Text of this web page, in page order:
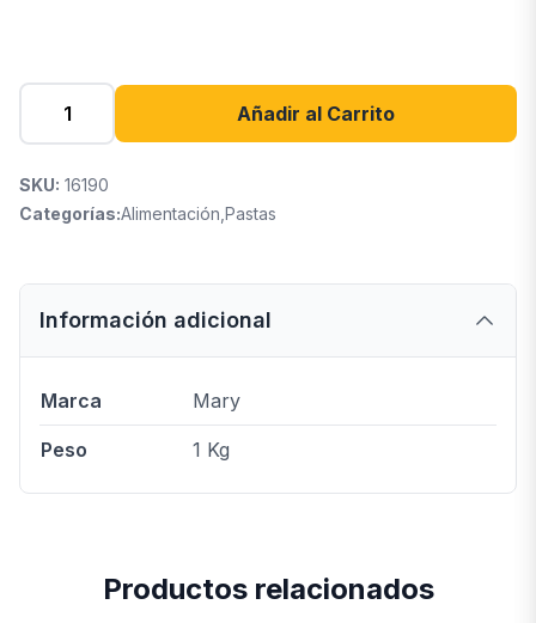
Añadir al Carrito
SKU: 16190
Categorías:Alimentación Pastas
Información adicional
Marca Mary
Peso 1 Kg
Productos relacionados